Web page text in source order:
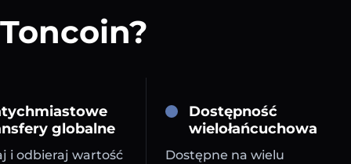
globalne
i odbieraj wartość
Dostępność
wielołańcuchowa
Dostępne na wielu